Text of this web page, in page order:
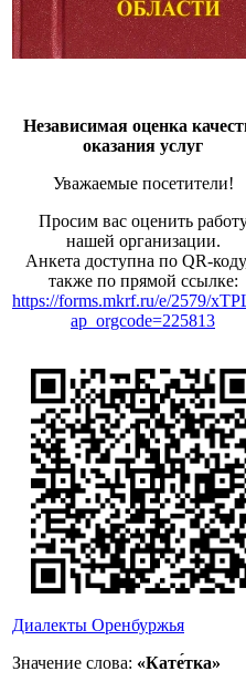
Независимая оценка
оказания услуг
Уважаемые посетители!
Просим вас оценить
нашей организации.
Анкета доступна по QR-
также по прямой ссылке:
https://forms.mkrf.ru/e/2579/
ap_orgcode=225813
Диалекты Оренбуржья
Значение слова: «Кате́тка»